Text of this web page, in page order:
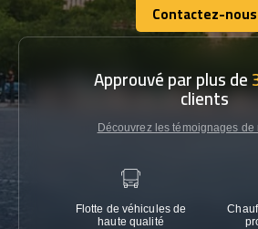
Contactez-nous
Contactez-nous
Approuvé par plus de
clients
Découvrez les témoignages de
Flotte de véhicules de
haute qualité